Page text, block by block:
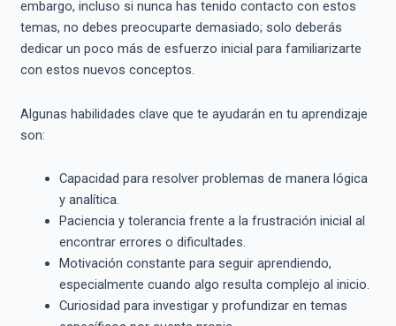
embargo, incluso si nunca has tenido contacto con estos
temas, no debes preocuparte demasiado; solo deberás
dedicar un poco más de esfuerzo inicial para familiarizarte
con estos nuevos conceptos.
Algunas habilidades clave que te ayudarán en tu aprendizaje
son:
Capacidad para resolver problemas de manera lógica
y analítica.
Paciencia y tolerancia frente a la frustración inicial al
encontrar errores o dificultades.
Motivación constante para seguir aprendiendo,
especialmente cuando algo resulta complejo al inicio.
Curiosidad para investigar y profundizar en temas